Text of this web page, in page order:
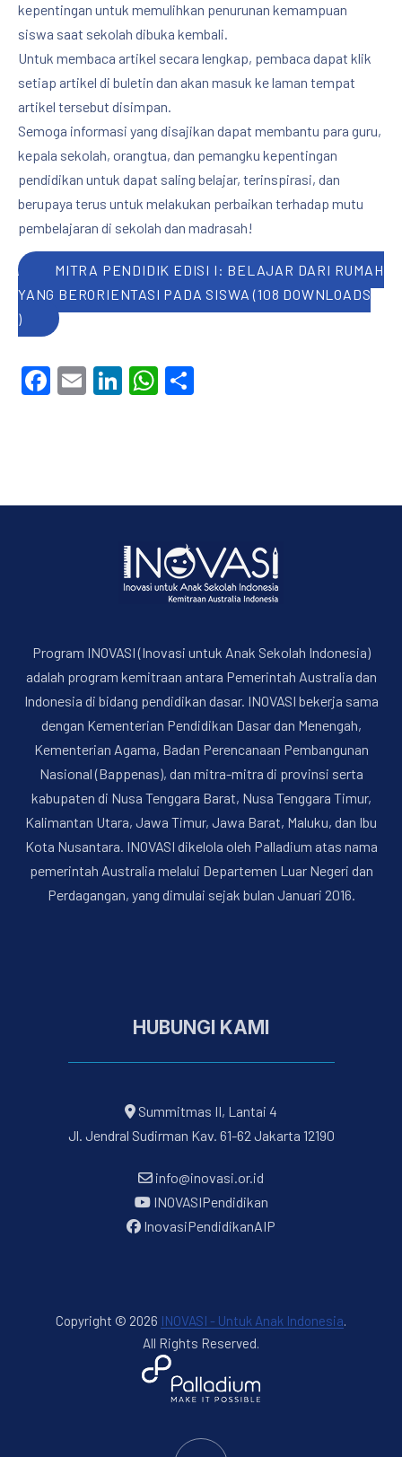
kepentingan untuk memulihkan penurunan kemampuan
siswa saat sekolah dibuka kembali.
Untuk membaca artikel secara lengkap, pembaca dapat klik
setiap artikel di buletin dan akan masuk ke laman tempat
artikel tersebut disimpan.
Semoga informasi yang disajikan dapat membantu para guru,
kepala sekolah, orangtua, dan pemangku kepentingan
pendidikan untuk dapat saling belajar, terinspirasi, dan
berupaya terus untuk melakukan perbaikan terhadap mutu
pembelajaran di sekolah dan madrasah!
MITRA PENDIDIK EDISI I: BELAJAR DARI RUMAH
YANG BERORIENTASI PADA SISWA (108 DOWNLOADS
)
Facebook
EmailLinkedIn
WhatsApp
Program INOVASI (Inovasi untuk Anak Sekolah Indonesia)
adalah program kemitraan antara Pemerintah Australia dan
Indonesia di bidang pendidikan dasar. INOVASI bekerja sama
dengan Kementerian Pendidikan Dasar dan Menengah,
Kementerian Agama, Badan Perencanaan Pembangunan
Nasional (Bappenas), dan mitra-mitra di provinsi serta
kabupaten di Nusa Tenggara Barat, Nusa Tenggara Timur,
Kalimantan Utara, Jawa Timur, Jawa Barat, Maluku, dan Ibu
Kota Nusantara. INOVASI dikelola oleh Palladium atas nama
pemerintah Australia melalui Departemen Luar Negeri dan
Perdagangan, yang dimulai sejak bulan Januari 2016.
HUBUNGI KAMI
Summitmas II, Lantai 4
Jl. Jendral Sudirman Kav. 61-62 Jakarta 12190
info@inovasi.or.id
INOVASIPendidikan
InovasiPendidikanAIP
Copyright © 2026 INOVASI - Untuk Anak Indonesia.
All Rights Reserved.
FORQY
PREVIOUS